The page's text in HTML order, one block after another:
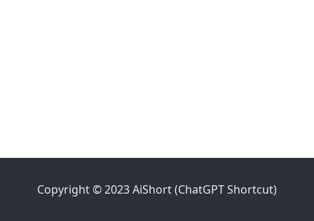
Copyright © 2023 AiShort (ChatGPT Shortcut)